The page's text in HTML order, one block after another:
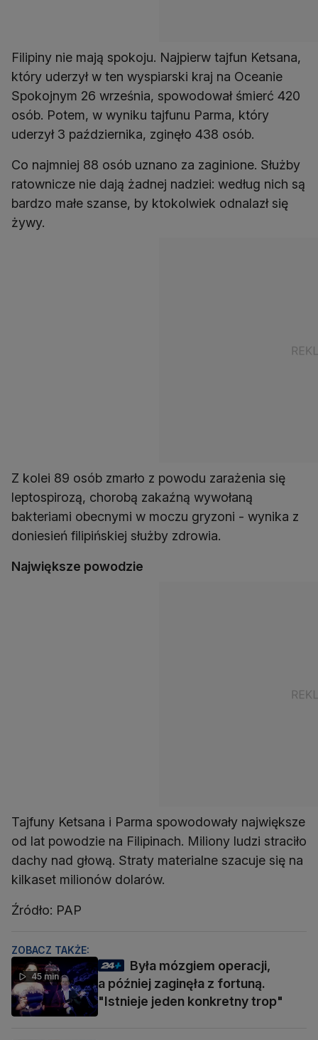
Filipiny nie mają spokoju. Najpierw tajfun Ketsana,
który uderzył w ten wyspiarski kraj na Oceanie
Spokojnym 26 września, spowodował śmierć 420
osób. Potem, w wyniku tajfunu Parma, który
uderzył 3 października, zginęło 438 osób.
Co najmniej 88 osób uznano za zaginione. Służby
ratownicze nie dają żadnej nadziei: według nich są
bardzo małe szanse, by ktokolwiek odnalazł się
żywy.
Z kolei 89 osób zmarło z powodu zarażenia się
leptospirozą, chorobą zakaźną wywołaną
bakteriami obecnymi w moczu gryzoni - wynika z
doniesień filipińskiej służby zdrowia.
Największe powodzie
Tajfuny Ketsana i Parma spowodowały największe
od lat powodzie na Filipinach. Miliony ludzi straciło
dachy nad głową. Straty materialne szacuje się na
kilkaset milionów dolarów.
Źródło: PAP
ZOBACZ TAKŻE:
45 min
Była mózgiem operacji,
a później zaginęła z fortuną.
"Istnieje jeden konkretny trop"